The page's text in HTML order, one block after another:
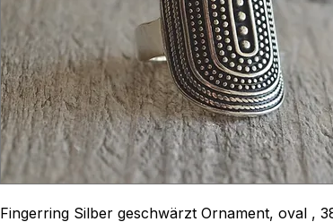
Fingerring Silber geschwärzt Ornament, oval ,